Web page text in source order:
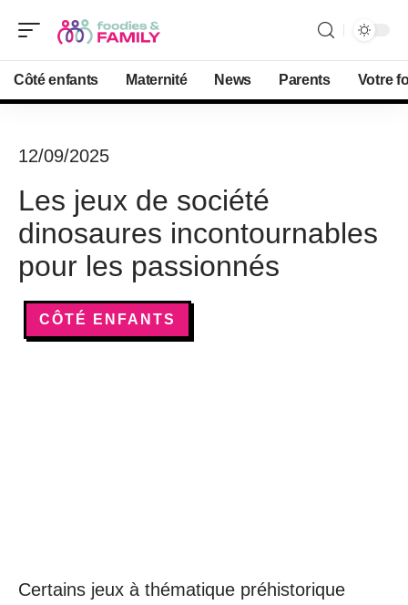
Côté enfants Maternité News Parents Votre
12/09/2025
Les jeux de société
dinosaures incontournables
pour les passionnés
CÔTÉ ENFANTS
Certains jeux à thématique préhistorique